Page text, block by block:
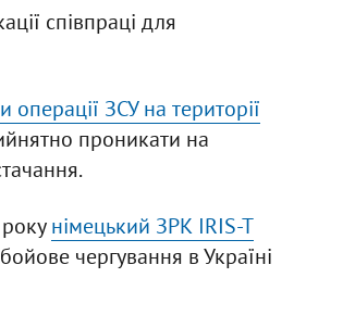
співпраці для
ЗСУ на території
проникати на
німецький ЗРК IRIS-T
чергування в Україні